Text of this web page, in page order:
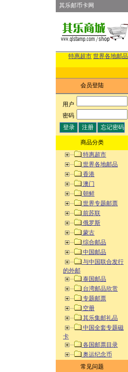
其乐邮币卡网
特惠超市 世界各地邮品
会员登陆
用户:
密码:
商品分类
特惠超市
世界各地邮品
香港
澳门
朝鲜
世界专题邮票
前苏联
俄罗斯
蒙古
综合邮品
中国邮品
与中国联合发行
的外邮
泰国邮品
台湾邮品欣赏
专题邮票
空册
其乐集邮礼品
中国全套专题磁
卡
各国邮票目录
奥运纪念币
常见问题